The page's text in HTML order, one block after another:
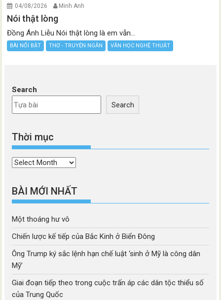
04/08/2026 Minh Anh
Nói thật lòng
Đồng Ánh Liễu Nói thật lòng là em vẫn...
BÀI NỔI BẬT THƠ - TRUYỆN NGẮN VĂN HỌC NGHỆ THUẬT
Search
Search
Thời mục
Thời
BÀI MỚI NHẤT
Một thoáng hư vô
Chiến lược kế tiếp của Bắc Kinh ở Biển Đông
Ông Trump ký sắc lệnh hạn chế luật ‘sinh ở Mỹ là công dân
Mỹ’
Giai đoạn tiếp theo trong cuộc trấn áp các dân tộc thiểu số
của Trung Quốc